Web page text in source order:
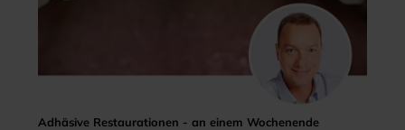
Adhäsive Restaurationen - an einem Wochenende